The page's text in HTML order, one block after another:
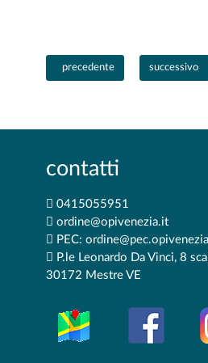
Articolo precedente: UN
precedente Articolo
successivo
contatti
0415055951
ordine@opivenezia.it
PEC:
P.le Leonardo Da Vinci, 8
30172 Mestre VE